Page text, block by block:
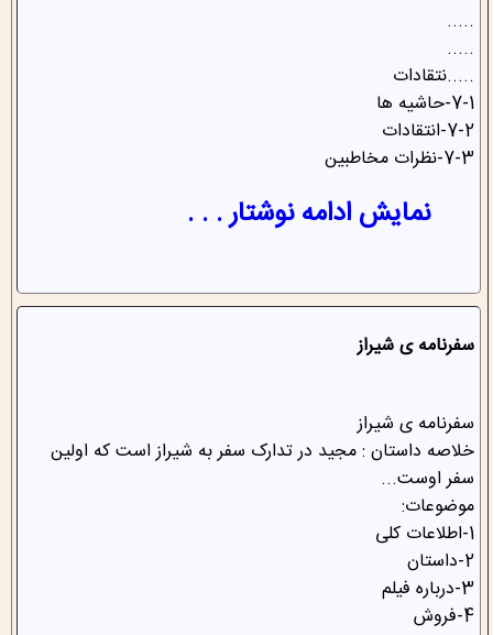
.....
.....
.....نتقادات
7-1-حاشیه ها
7-2-انتقادات
7-3-نظرات مخاطبین
نمایش ادامه نوشتار . . .
سفرنامه ی شیراز
سفرنامه ی شیراز
خلاصه داستان : مجید در تدارک سفر به شیراز است که اولین
سفر اوست...
موضوعات:
1-اطلاعات کلی
2-داستان
3-درباره فیلم
4-فروش